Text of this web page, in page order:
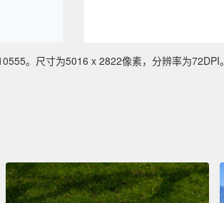
。尺寸为5016 x 2822像素，分辨率为72DPI。